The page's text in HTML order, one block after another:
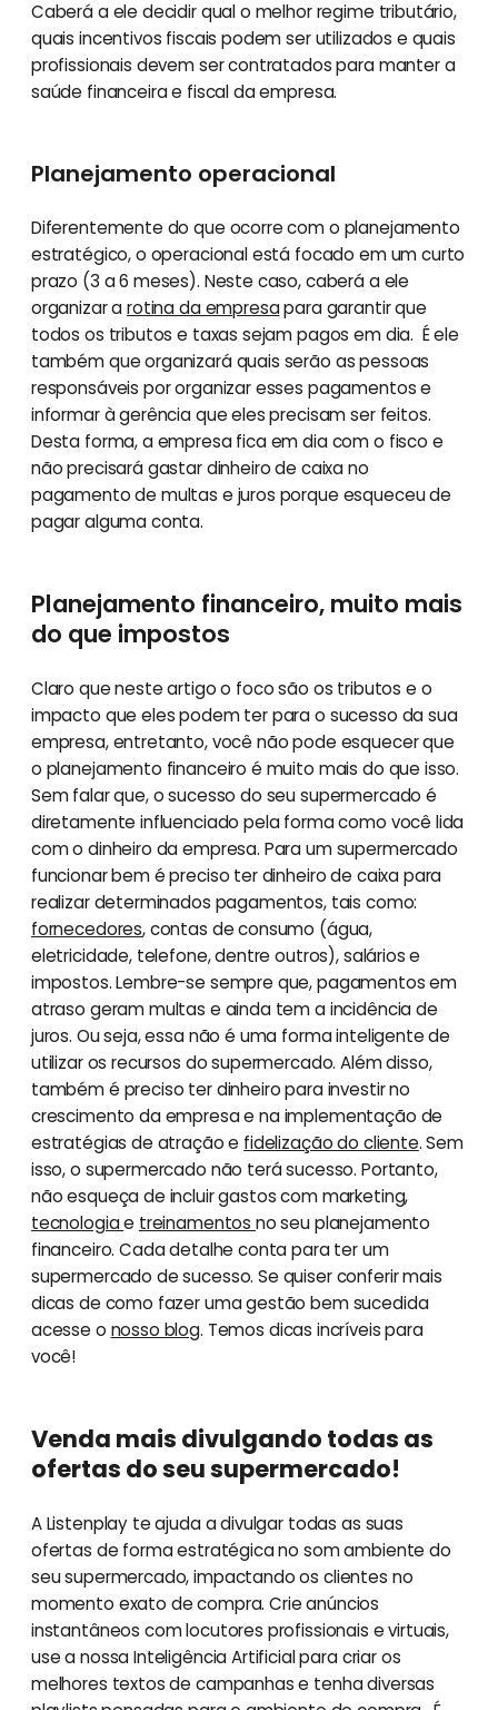
Caberá a ele decidir qual o melhor regime tributário,
quais incentivos fiscais podem ser utilizados e quais
profissionais devem ser contratados para manter a
saúde financeira e fiscal da empresa.
Planejamento operacional
Diferentemente do que ocorre com o planejamento
estratégico, o operacional está focado em um curto
prazo (3 a 6 meses). Neste caso, caberá a ele
organizar arotina da empresapara garantir que
todos os tributos e taxas sejam pagos em dia. É ele
também que organizará quais serão as pessoas
responsáveis por organizar esses pagamentos e
informar à gerência que eles precisam ser feitos.
Desta forma, a empresa fica em dia com o fisco e
não precisará gastar dinheiro de caixa no
pagamento de multas e juros porque esqueceu de
pagar alguma conta.
Planejamento financeiro, muito mais
do que impostos
Claro que neste artigo o foco são os tributos e o
impacto que eles podem ter para o sucesso da sua
empresa, entretanto, você não pode esquecer que
o planejamento financeiro é muito mais do que isso.
Sem falar que, o sucesso do seu supermercado é
diretamente influenciado pela forma como você lida
com o dinheiro da empresa. Para um supermercado
funcionar bem é preciso ter dinheiro de caixa para
realizar determinados pagamentos, tais como:
fornecedores, contas de consumo (água,
eletricidade, telefone, dentre outros), salários e
impostos. Lembre-se sempre que, pagamentos em
atraso geram multas e ainda tem a incidência de
juros. Ou seja, essa não é uma forma inteligente de
utilizar os recursos do supermercado. Além disso,
também é preciso ter dinheiro para investir no
crescimento da empresa e na implementação de
estratégias de atração e fidelização do cliente. Sem
isso, o supermercado não terá sucesso. Portanto,
não esqueça de incluir gastos com marketing,
tecnologiae treinamentos no seu planejamento
financeiro. Cada detalhe conta para ter um
supermercado de sucesso. Se quiser conferir mais
dicas de como fazer uma gestão bem sucedida
acesse o nosso blog. Temos dicas incríveis para
você!
Venda mais divulgando todas as
ofertas do seu supermercado!
A Listenplay te ajuda a divulgar todas as suas
ofertas de forma estratégica no som ambiente do
seu supermercado, impactando os clientes no
momento exato de compra. Crie anúncios
instantâneos com locutores profissionais e virtuais,
use a nossa Inteligência Artificial para criar os
melhores textos de campanhas e tenha diversas